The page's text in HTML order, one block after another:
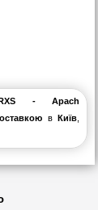
- Apach
вКиїв